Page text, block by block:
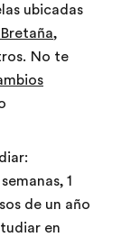
ubicadas
,
No te
1
de un año
en